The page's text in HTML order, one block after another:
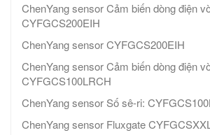
ChenYang sensor Cảm biến dòng điện
CYFGCS200EIH
ChenYang sensor CYFGCS200EIH
ChenYang sensor Cảm biến dòng điện
CYFGCS100LRCH
ChenYang sensor Số sê-ri:
ChenYang sensor Fluxgate